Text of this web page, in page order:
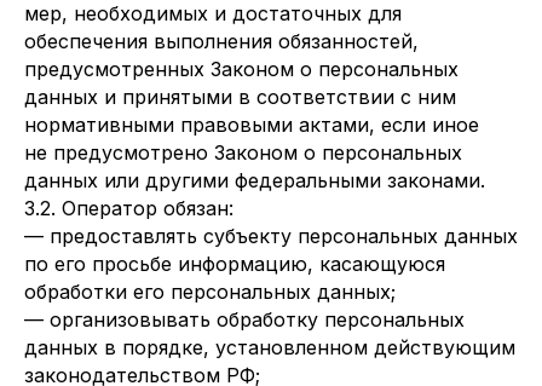
мер, необходимых и достаточных для
обеспечения выполнения обязанностей,
предусмотренных Законом о персональных
данных и принятыми в соответствии с ним
нормативными правовыми актами, если иное
не предусмотрено Законом о персональных
данных или другими федеральными законами.
3.2. Оператор обязан:
— предоставлять субъекту персональных данных
по его просьбе информацию, касающуюся
обработки его персональных данных;
— организовывать обработку персональных
данных в порядке, установленном действующим
законодательством РФ;